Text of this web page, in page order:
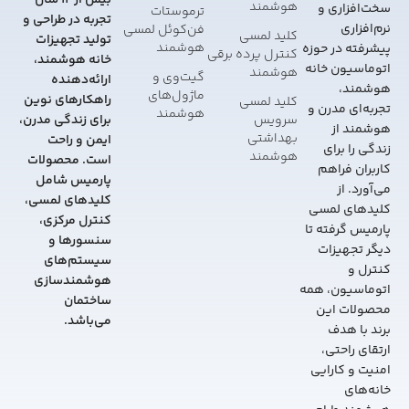
سخت‌افزاری و
نرم‌افزاری
پیشرفته در حوزه
اتوماسیون خانه
هوشمند،
تجربه‌ای مدرن و
هوشمند از
زندگی را برای
کاربران فراهم
می‌آورد. از
کلیدهای لمسی
پارمیس گرفته تا
دیگر تجهیزات
کنترل و
اتوماسیون، همه
محصولات این
برند با هدف
ارتقای راحتی،
امنیت و کارایی
خانه‌های
هوشمند
کلید لمسی
کنترل پرده برقی
هوشمند
کلید لمسی
سرویس
بهداشتی
هوشمند
ترموستات
فن‌کوئل لمسی
هوشمند
گیت‌وی و
ماژول‌های
هوشمند
تجربه در طراحی و
تولید تجهیزات
خانه هوشمند،
ارائه‌دهنده
راهکارهای نوین
برای زندگی مدرن،
ایمن و راحت
است. محصولات
پارمیس شامل
کلیدهای لمسی،
کنترل مرکزی،
سنسورها و
سیستم‌های
هوشمندسازی
ساختمان
می‌باشد.